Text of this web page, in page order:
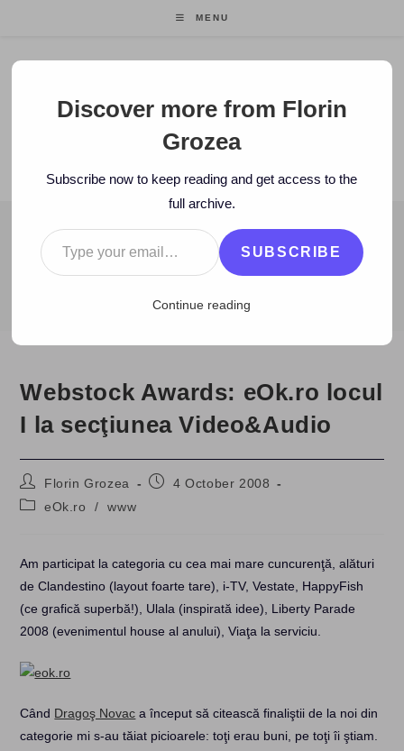
MENU
Florin Grozea
ENTREPRENEUR. FOUNDER/CEO MOCAPP.
BLOG
2008 > October > 4 > www Webstock Awards: eOk.ro locul I
Webstock Awards: eOk.ro locul
I la secţiunea Video&Audio
Post
author:
Florin Grozea
Post4 October 2008
PosteOk.ro / www
Am participat la categoria cu cea mai mare cuncurenţă, alături
de Clandestino (layout foarte tare), i-TV, Vestate, HappyFish
(ce grafică superbă!), Ulala (inspirată idee), Liberty Parade
2008 (evenimentul house al anului), Viaţa la serviciu.
Când Dragoş Novac a început să citească finaliştii de la noi din
categorie mi s-au tăiat picioarele: toţi erau buni, pe toţi îi ştiam.
Discover more from Florin
Grozea
Subscribe now to keep reading and get access to the
full archive.
Type your email…
SUBSCRIBE
Continue reading